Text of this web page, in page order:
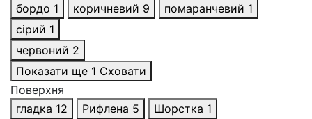
бордо 1 коричневий 9 помаранчевий 1
сірий 1
червоний 2
Показати ще 1 Сховати
Поверхня
гладка 12 Рифлена 5 Шорстка 1